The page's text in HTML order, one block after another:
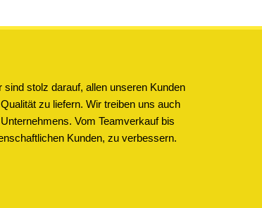
stolz darauf, allen unseren Kunden
zu liefern. Wir treiben uns auch
Vom Teamverkauf bis
Kunden, zu verbessern.